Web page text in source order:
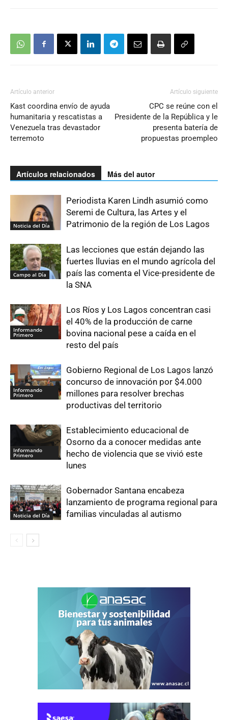
Artículo anterior
Kast coordina envío de ayuda
humanitaria y rescatistas a
Venezuela tras devastador
terremoto
Artículo siguiente
CPC se reúne con el
Presidente de la República y le
presenta batería de
propuestas proempleo
Artículos relacionados Más del autor
Noticia del Día
Periodista Karen Lindh asumió como
Seremi de Cultura, las Artes y el
Patrimonio de la región de Los Lagos
Campo al Día
Las lecciones que están dejando las
fuertes lluvias en el mundo agrícola del
país las comenta el Vice-presidente de
la SNA
Informando
Primero
Los Ríos y Los Lagos concentran casi
el 40% de la producción de carne
bovina nacional pese a caída en el
resto del país
Informando
Primero
Gobierno Regional de Los Lagos lanzó
concurso de innovación por $4.000
millones para resolver brechas
productivas del territorio
Informando
Primero
Establecimiento educacional de
Osorno da a conocer medidas ante
hecho de violencia que se vivió este
lunes
Noticia del Día
Gobernador Santana encabeza
lanzamiento de programa regional para
familias vinculadas al autismo